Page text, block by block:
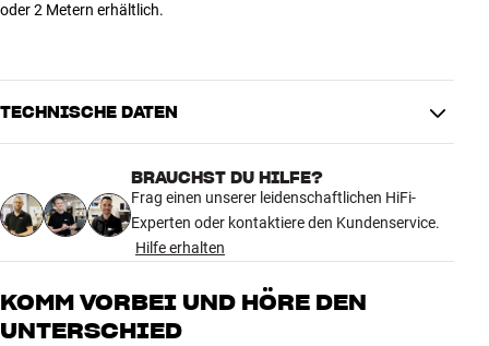
oder 2 Metern erhältlich.
TECHNISCHE DATEN
Stecker HDMI
Kabellänge (m) 2
BRAUCHST DU HILFE?
Frag einen unserer leidenschaftlichen HiFi-
Experten oder kontaktiere den Kundenservice.
Hilfe erhalten
KOMM VORBEI UND HÖRE DEN
UNTERSCHIED